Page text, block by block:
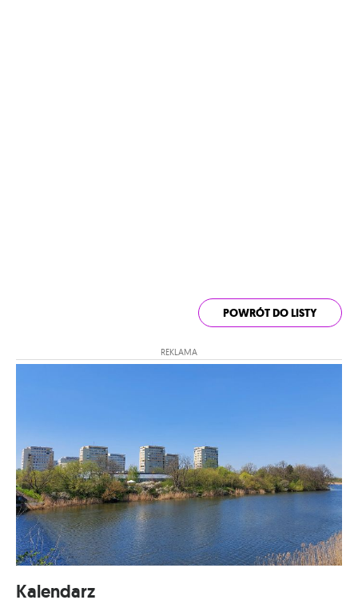
POWRÓT DO LISTY
REKLAMA
Kalendarz